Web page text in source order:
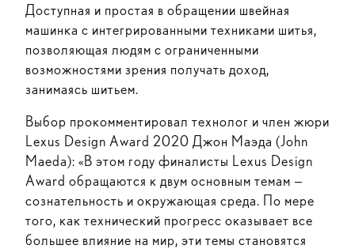
Доступная и простая в обращении швейная
машинка с интегрированными техниками шитья,
позволяющая людям с ограниченными
возможностями зрения получать доход,
занимаясь шитьем.
Выбор прокомментировал технолог и член жюри
Lexus Design Award 2020 Джон Маэда (John
Maeda): «В этом году финалисты Lexus Design
Award обращаются к двум основным темам —
сознательность и окружающая среда. По мере
того, как технический прогресс оказывает все
большее влияние на мир, эти темы становятся